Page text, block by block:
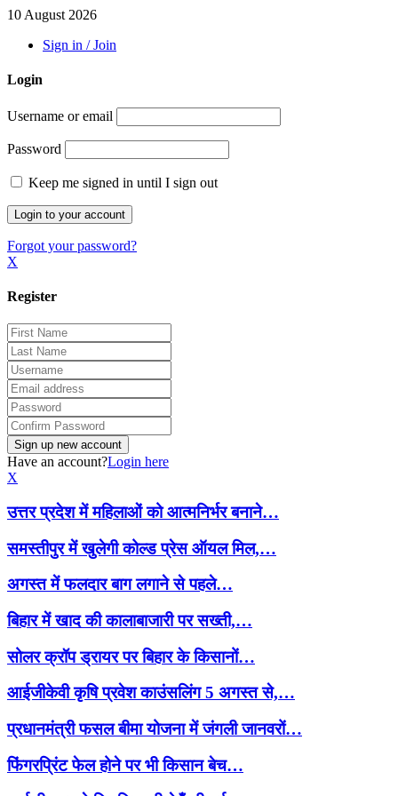
10 August 2026
Sign in / Join
Login
Username or email
Password
Keep me signed in until I sign out
Forgot your password?
X
Register
Have an account?Login here
X
उत्तर प्रदेश में महिलाओं को आत्मनिर्भर बनाने…
समस्तीपुर में खुलेगी कोल्ड प्रेस ऑयल मिल,…
अगस्त में फलदार बाग लगाने से पहले…
बिहार में खाद की कालाबाजारी पर सख्ती,…
सोलर क्रॉप ड्रायर पर बिहार के किसानों…
आईजीकेवी कृषि प्रवेश काउंसलिंग 5 अगस्त से,…
प्रधानमंत्री फसल बीमा योजना में जंगली जानवरों…
फिंगरप्रिंट फेल होने पर भी किसान बेच…